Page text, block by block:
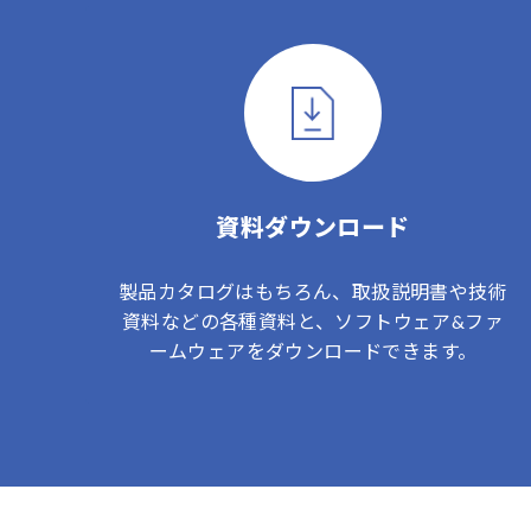
資料ダウンロード
製品カタログはもちろん、取扱説明書や技術
資料などの各種資料と、ソフトウェア&ファ
ームウェアをダウンロードできます。